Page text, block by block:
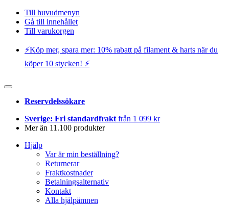
Till huvudmenyn
Gå till innehållet
Till varukorgen
⚡️Köp mer, spara mer: 10% rabatt på filament & harts när du
köper 10 stycken! ⚡️
Reservdelssökare
Sverige: Fri standardfrakt från 1 099 kr
Mer än 11.100 produkter
Hjälp
Var är min beställning?
Returnerar
Fraktkostnader
Betalningsalternativ
Kontakt
Alla hjälpämnen